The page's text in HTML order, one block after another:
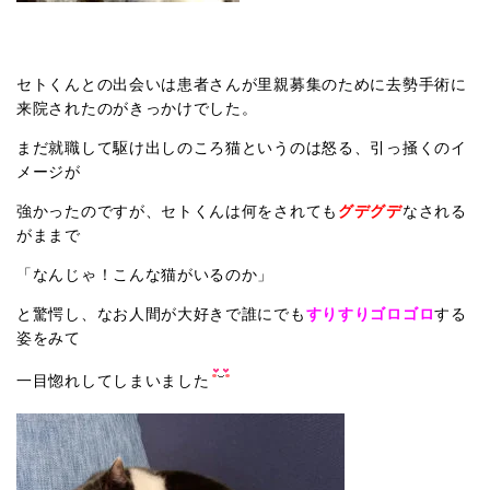
セトくんとの出会いは患者さんが里親募集のために去勢手術に
来院されたのがきっかけでした。
まだ就職して駆け出しのころ猫というのは怒る、引っ掻くのイ
メージが
強かったのですが、セトくんは何をされても グデグデなされる
がままで
「なんじゃ！こんな猫がいるのか」
と驚愕し、なお人間が大好きで誰にでもすりすりゴロゴロする
姿をみて
一目惚れしてしまいました